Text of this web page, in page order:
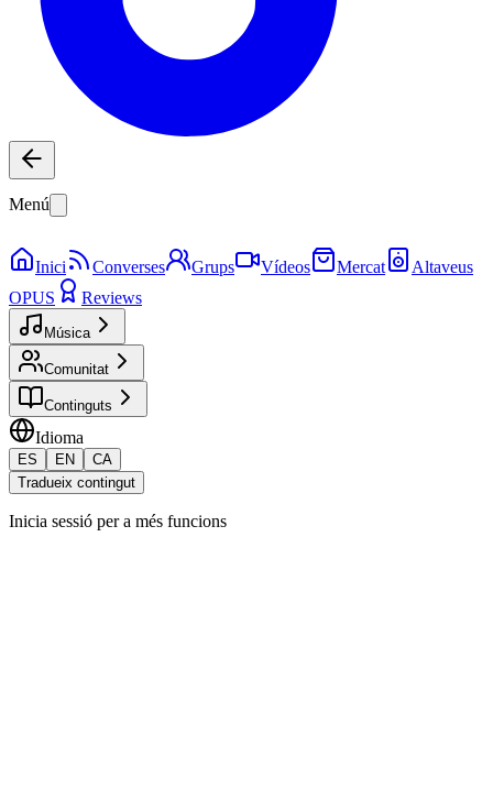
Menú
Inici Converses Grups Vídeos Mercat
Altaveus
OPUS
Reviews
Música
Comunitat
Continguts
Idioma
ES EN
CA
Tradueix contingut
Inicia sessió per a més funcions